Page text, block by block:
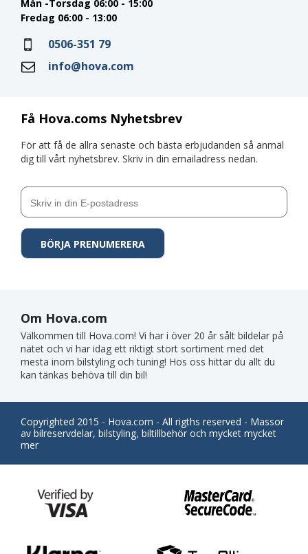
Få Hova.coms Nyhetsbrev
För att få de allra senaste och bästa erbjudanden så anmäl
dig till vårt nyhetsbrev. Skriv in din emailadress nedan.
Mån -Torsdag 06:00 - 15:00
Fredag 06:00 - 13:00
0506-351 79
info@hova.com
Om Hova.com
Välkommen till Hova.com! Vi har i över 20 år sålt bildelar på
nätet och vi har idag ett riktigt stort sortiment med det
mesta inom bilstyling och tuning! Hos oss hittar du allt du
kan tänkas behöva till din bil!
Copyrighted 2015 - Hova.com - All rigths reserved - Massor
av bilreservdelar, bilstyling, biltillbehör och mycket mycket
mer